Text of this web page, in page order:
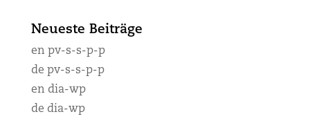
Neueste Beiträge
en pv-s-s-p-p
de pv-s-s-p-p
en dia-wp
de dia-wp